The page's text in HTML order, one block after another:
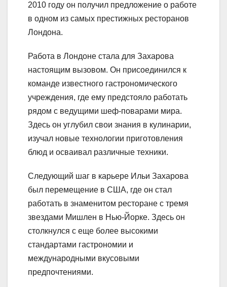
2010 году он получил предложение о работе
в одном из самых престижных ресторанов
Лондона.
Работа в Лондоне стала для Захарова
настоящим вызовом. Он присоединился к
команде известного гастрономического
учреждения, где ему предстояло работать
рядом с ведущими шеф-поварами мира.
Здесь он углубил свои знания в кулинарии,
изучал новые технологии приготовления
блюд и осваивал различные техники.
Следующий шаг в карьере Ильи Захарова
был перемещение в США, где он стал
работать в знаменитом ресторане с тремя
звездами Мишлен в Нью-Йорке. Здесь он
столкнулся с еще более высокими
стандартами гастрономии и
международными вкусовыми
предпочтениями.